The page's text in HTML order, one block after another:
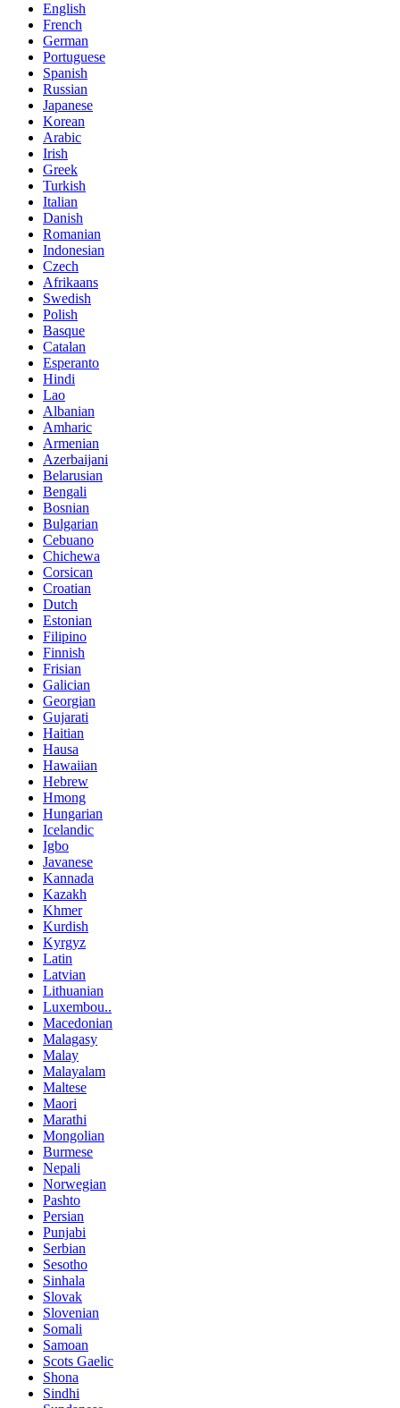
English
French
German
Portuguese
Spanish
Russian
Japanese
Korean
Arabic
Irish
Greek
Turkish
Italian
Danish
Romanian
Indonesian
Czech
Afrikaans
Swedish
Polish
Basque
Catalan
Esperanto
Hindi
Lao
Albanian
Amharic
Armenian
Azerbaijani
Belarusian
Bengali
Bosnian
Bulgarian
Cebuano
Chichewa
Corsican
Croatian
Dutch
Estonian
Filipino
Finnish
Frisian
Galician
Georgian
Gujarati
Haitian
Hausa
Hawaiian
Hebrew
Hmong
Hungarian
Icelandic
Igbo
Javanese
Kannada
Kazakh
Khmer
Kurdish
Kyrgyz
Latin
Latvian
Lithuanian
Luxembou..
Macedonian
Malagasy
Malay
Malayalam
Maltese
Maori
Marathi
Mongolian
Burmese
Nepali
Norwegian
Pashto
Persian
Punjabi
Serbian
Sesotho
Sinhala
Slovak
Slovenian
Somali
Samoan
Scots Gaelic
Shona
Sindhi